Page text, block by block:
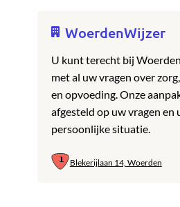
WoerdenWijzer
U kunt terecht bij
met al uw vragen over
en opvoeding. Onze
afgesteld op uw vragen en
persoonlijke situatie.
Blekerijlaan 14, Woerden